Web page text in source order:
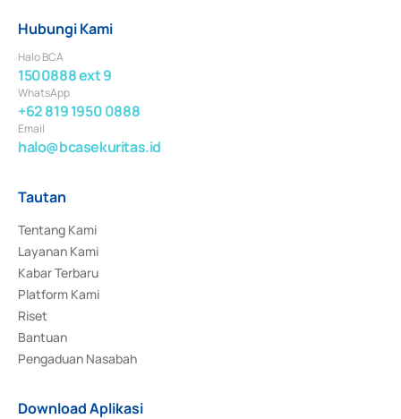
Hubungi Kami
Halo BCA
1500888 ext 9
WhatsApp
+62 819 1950 0888
Email
halo@bcasekuritas.id
Tautan
Tentang Kami
Layanan Kami
Kabar Terbaru
Platform Kami
Riset
Bantuan
Pengaduan Nasabah
Download Aplikasi